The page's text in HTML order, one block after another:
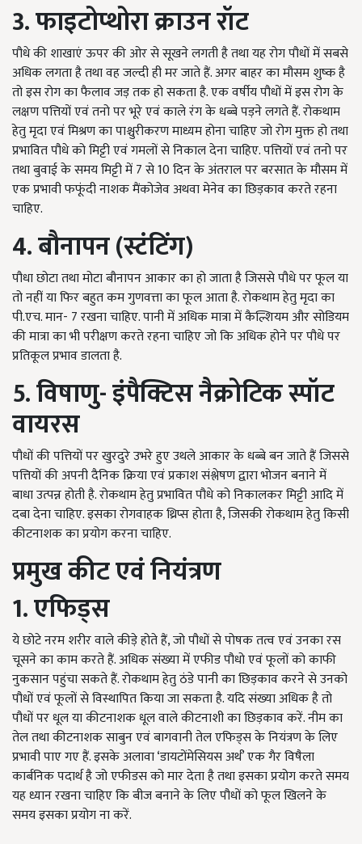
3. फाइटोप्थोरा क्राउन रॉट
पौधे की शाखाएं ऊपर की ओर से सूखने लगती है तथा यह रोग पौधों में सबसे
अधिक लगता है तथा वह जल्दी ही मर जाते हैं. अगर बाहर का मौसम शुष्क है
तो इस रोग का फैलाव जड़ तक हो सकता है. एक वर्षीय पौधों में इस रोग के
लक्षण पत्तियों एवं तनो पर भूरे एवं काले रंग के धब्बे पड़ने लगते हैं. रोकथाम
हेतु मृदा एवं मिश्रण का पाश्चुरीकरण माध्यम होना चाहिए जो रोग मुक्त हो तथा
प्रभावित पौधे को मिट्टी एवं गमलों से निकाल देना चाहिए. पत्तियों एवं तनो पर
तथा बुवाई के समय मिट्टी में 7 से 10 दिन के अंतराल पर बरसात के मौसम में
एक प्रभावी फफूंदी नाशक मैंकोजेव अथवा मेनेव का छिड़काव करते रहना
चाहिए.
4. बौनापन (स्टंटिंग)
पौधा छोटा तथा मोटा बौनापन आकार का हो जाता है जिससे पौधे पर फूल या
तो नहीं या फिर बहुत कम गुणवत्ता का फूल आता है. रोकथाम हेतु मृदा का
पी.एच. मान- 7 रखना चाहिए. पानी में अधिक मात्रा में कैल्शियम और सोडियम
की मात्रा का भी परीक्षण करते रहना चाहिए जो कि अधिक होने पर पौधे पर
प्रतिकूल प्रभाव डालता है.
5. विषाणु- इंपैक्टिस नैक्रोटिक स्पॉट
वायरस
पौधों की पत्तियों पर खुरदुरे उभरे हुए उथले आकार के धब्बे बन जाते हैं जिससे
पत्तियों की अपनी दैनिक क्रिया एवं प्रकाश संश्लेषण द्वारा भोजन बनाने में
बाधा उत्पन्न होती है. रोकथाम हेतु प्रभावित पौधे को निकालकर मिट्टी आदि में
दबा देना चाहिए. इसका रोगवाहक थ्रिप्स होता है, जिसकी रोकथाम हेतु किसी
कीटनाशक का प्रयोग करना चाहिए.
प्रमुख कीट एवं नियंत्रण
1. एफिड्स
ये छोटे नरम शरीर वाले कीड़े होते हैं, जो पौधों से पोषक तत्व एवं उनका रस
चूसने का काम करते हैं. अधिक संख्या में एफीड पौधो एवं फूलों को काफी
नुकसान पहुंचा सकते हैं. रोकथाम हेतु ठंडे पानी का छिड़काव करने से उनको
पौधों एवं फूलों से विस्थापित किया जा सकता है. यदि संख्या अधिक है तो
पौधों पर धूल या कीटनाशक धूल वाले कीटनाशी का छिड़काव करें. नीम का
तेल तथा कीटनाशक साबुन एवं बागवानी तेल एफिड्स के नियंत्रण के लिए
प्रभावी पाए गए हैं. इसके अलावा ‘डायटोंमेसियस अर्थ’ एक गैर विषैला
कार्बनिक पदार्थ है जो एफीडस को मार देता है तथा इसका प्रयोग करते समय
यह ध्यान रखना चाहिए कि बीज बनाने के लिए पौधों को फूल खिलने के
समय इसका प्रयोग ना करें.